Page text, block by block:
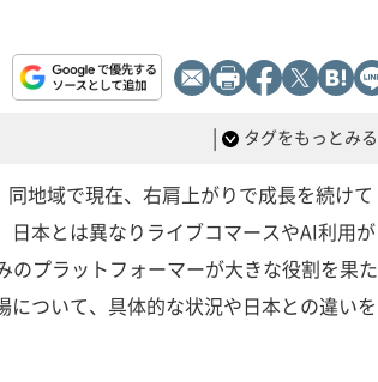
| タグをもっとみる
地域で現在、右肩上がりで成長を続けて
日本とは異なりライブコマースやAI利用が
プラットフォーマーが大きな役割を果た
について、具体的な状況や日本との違いを